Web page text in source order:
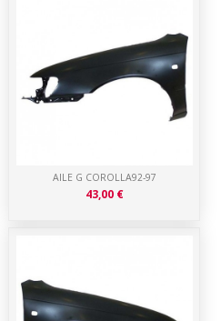
AILE G COROLLA92-97
43,00 €